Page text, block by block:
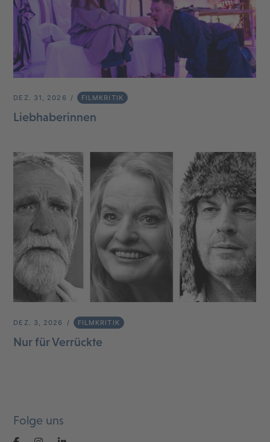
DEZ. 31, 2026 FILMKRITIK
Liebhaberinnen
DEZ. 3, 2026 FILMKRITIK
Nur für Verrückte
Folge uns